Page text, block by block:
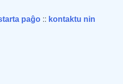
paĝo :: kontaktu nin